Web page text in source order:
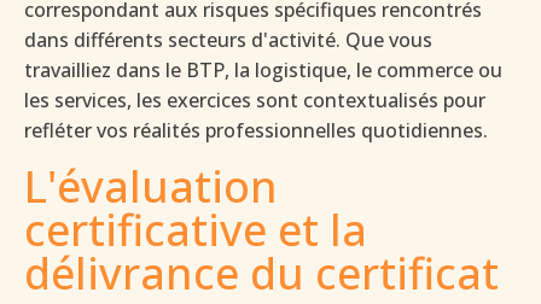
correspondant aux risques spécifiques rencontrés
dans différents secteurs d'activité. Que vous
travailliez dans le BTP, la logistique, le commerce ou
les services, les exercices sont contextualisés pour
refléter vos réalités professionnelles quotidiennes.
L'évaluation
certificative et la
délivrance du certificat